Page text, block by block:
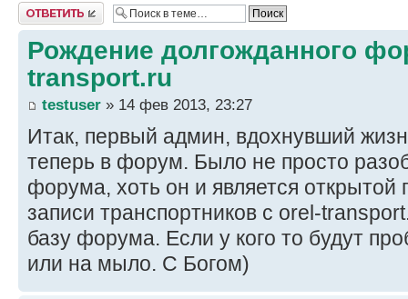
Ответить
Рождение долгожданного
transport.ru
testuser » 14 фев 2013, 23:27
Итак, первый админ, вдохнувший
теперь в форум. Было не просто
форума, хоть он и является
записи транспортников с orel-
базу форума. Если у кого то будут
или на мыло. C Богом)